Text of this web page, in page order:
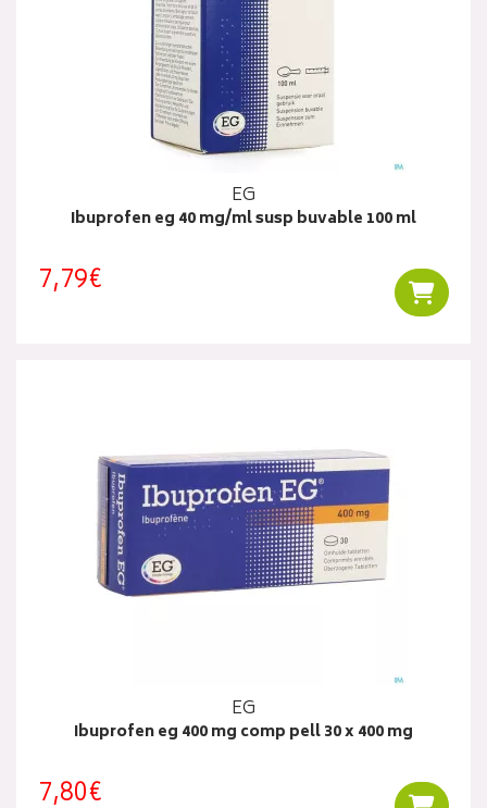
EG
Ibuprofen eg 40 mg/ml susp buvable 100 ml
7,79€
EG
Ibuprofen eg 400 mg comp pell 30 x 400 mg
7,80€